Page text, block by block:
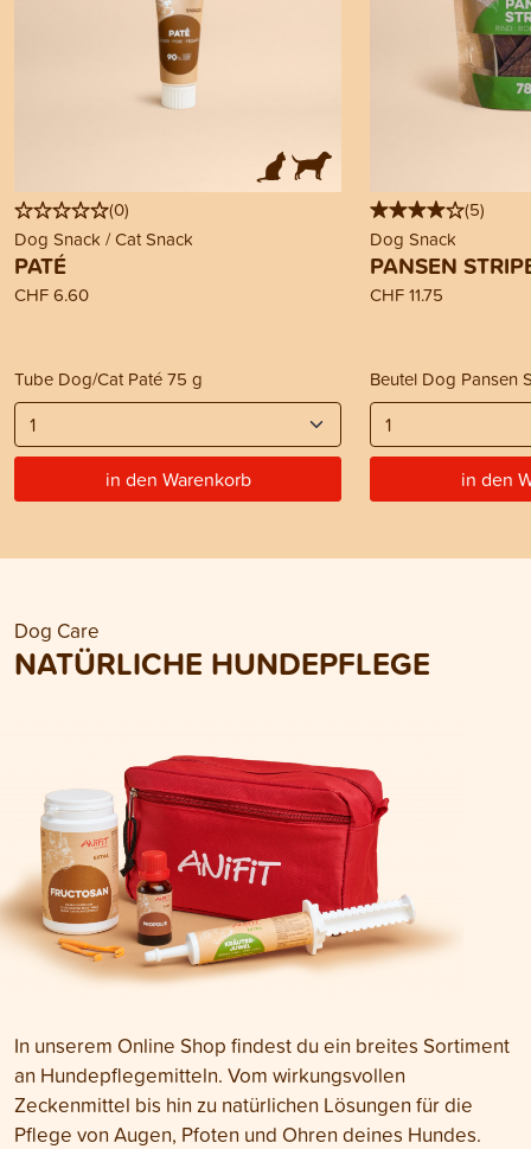
(0)
Dog Snack / Cat Snack
PATÉ
CHF 6.60
Tube Dog/Cat Paté 75 g
in den Warenkorb
(5)
Dog Snack
PANSEN
CHF 11.75
Beutel Dog Pansen
in den
Dog Care
NATÜRLICHE HUNDEPFLEGE
In unserem Online Shop findest du ein breites Sortiment
an Hundepflegemitteln. Vom wirkungsvollen
Zeckenmittel bis hin zu natürlichen Lösungen für die
Pflege von Augen, Pfoten und Ohren deines Hundes.